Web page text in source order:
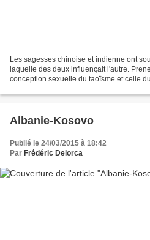
Les sagesses chinoise et indienne ont
laquelle des deux influençait l'autre.
conception sexuelle du taoïsme et celle
Albanie-Kosovo
Publié le 24/03/2015 à 18:42
Par Frédéric Delorca